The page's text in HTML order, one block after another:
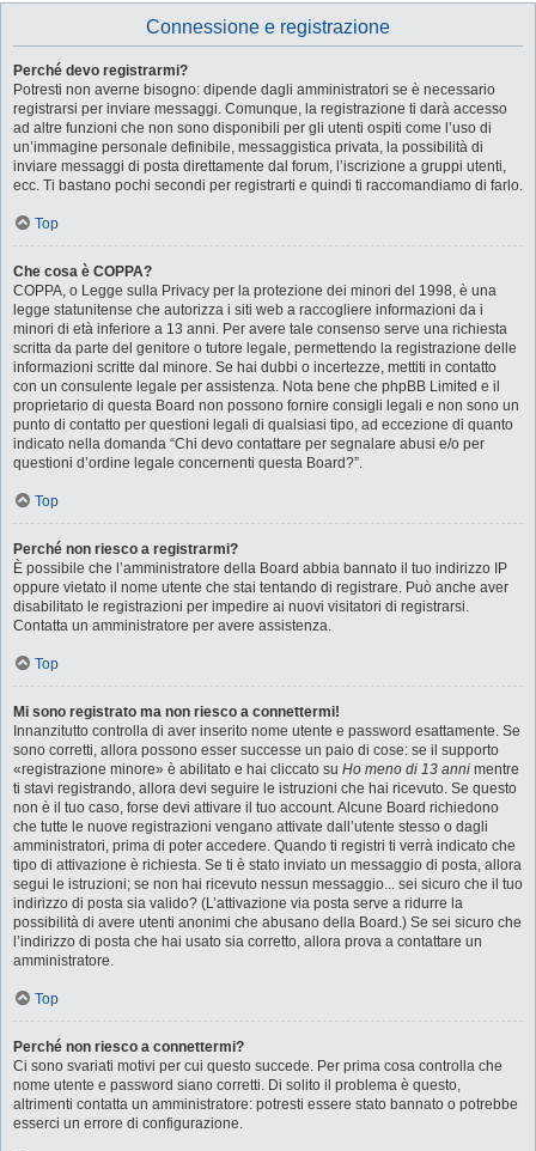
Connessione e registrazione
Perché devo registrarmi?
Potresti non averne bisogno: dipende dagli amministratori se è necessario
registrarsi per inviare messaggi. Comunque, la registrazione ti darà accesso
ad altre funzioni che non sono disponibili per gli utenti ospiti come l’uso di
un’immagine personale definibile, messaggistica privata, la possibilità di
inviare messaggi di posta direttamente dal forum, l’iscrizione a gruppi utenti,
ecc. Ti bastano pochi secondi per registrarti e quindi ti raccomandiamo di farlo.
Top
Che cosa è COPPA?
COPPA, o Legge sulla Privacy per la protezione dei minori del 1998, è una
legge statunitense che autorizza i siti web a raccogliere informazioni da i
minori di età inferiore a 13 anni. Per avere tale consenso serve una richiesta
scritta da parte del genitore o tutore legale, permettendo la registrazione delle
informazioni scritte dal minore. Se hai dubbi o incertezze, mettiti in contatto
con un consulente legale per assistenza. Nota bene che phpBB Limited e il
proprietario di questa Board non possono fornire consigli legali e non sono un
punto di contatto per questioni legali di qualsiasi tipo, ad eccezione di quanto
indicato nella domanda “Chi devo contattare per segnalare abusi e/o per
questioni d’ordine legale concernenti questa Board?”.
Top
Perché non riesco a registrarmi?
È possibile che l’amministratore della Board abbia bannato il tuo indirizzo IP
oppure vietato il nome utente che stai tentando di registrare. Può anche aver
disabilitato le registrazioni per impedire ai nuovi visitatori di registrarsi.
Contatta un amministratore per avere assistenza.
Top
Mi sono registrato ma non riesco a connettermi!
Innanzitutto controlla di aver inserito nome utente e password esattamente. Se
sono corretti, allora possono esser successe un paio di cose: se il supporto
«registrazione minore» è abilitato e hai cliccato su Ho meno di 13 anni mentre
ti stavi registrando, allora devi seguire le istruzioni che hai ricevuto. Se questo
non è il tuo caso, forse devi attivare il tuo account. Alcune Board richiedono
che tutte le nuove registrazioni vengano attivate dall’utente stesso o dagli
amministratori, prima di poter accedere. Quando ti registri ti verrà indicato che
tipo di attivazione è richiesta. Se ti è stato inviato un messaggio di posta, allora
segui le istruzioni; se non hai ricevuto nessun messaggio... sei sicuro che il tuo
indirizzo di posta sia valido? (L’attivazione via posta serve a ridurre la
possibilità di avere utenti anonimi che abusano della Board.) Se sei sicuro che
l’indirizzo di posta che hai usato sia corretto, allora prova a contattare un
amministratore.
Top
Perché non riesco a connettermi?
Ci sono svariati motivi per cui questo succede. Per prima cosa controlla che
nome utente e password siano corretti. Di solito il problema è questo,
altrimenti contatta un amministratore: potresti essere stato bannato o potrebbe
esserci un errore di configurazione.